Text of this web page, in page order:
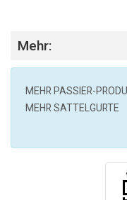
Mehr:
MEHR PASSIER-
MEHR SATTELGURTE